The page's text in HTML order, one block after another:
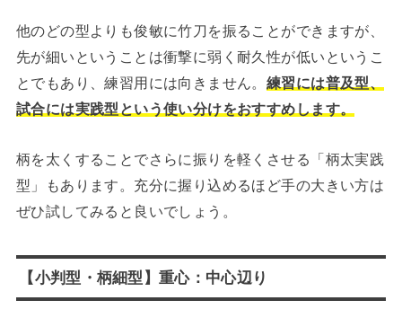
他のどの型よりも俊敏に竹刀を振ることができますが、
先が細いということは衝撃に弱く耐久性が低いというこ
とでもあり、練習用には向きません。 練習には普及型、
試合には実践型という使い分けをおすすめします。
柄を太くすることでさらに振りを軽くさせる「柄太実践
型」もあります。充分に握り込めるほど手の大きい方は
ぜひ試してみると良いでしょう。
【小判型・柄細型】重心：中心辺り